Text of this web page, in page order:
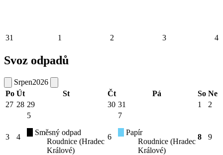
31 1 2 3 4
Svoz odpadů
Srpen2026
Po Út St Čt Pá So Ne
27 28 29 30 31 1 2
3 4
5
Směsný odpad
Roudnice (Hradec
Králové)
6
7
Papír
Roudnice (Hradec
Králové)
8 9